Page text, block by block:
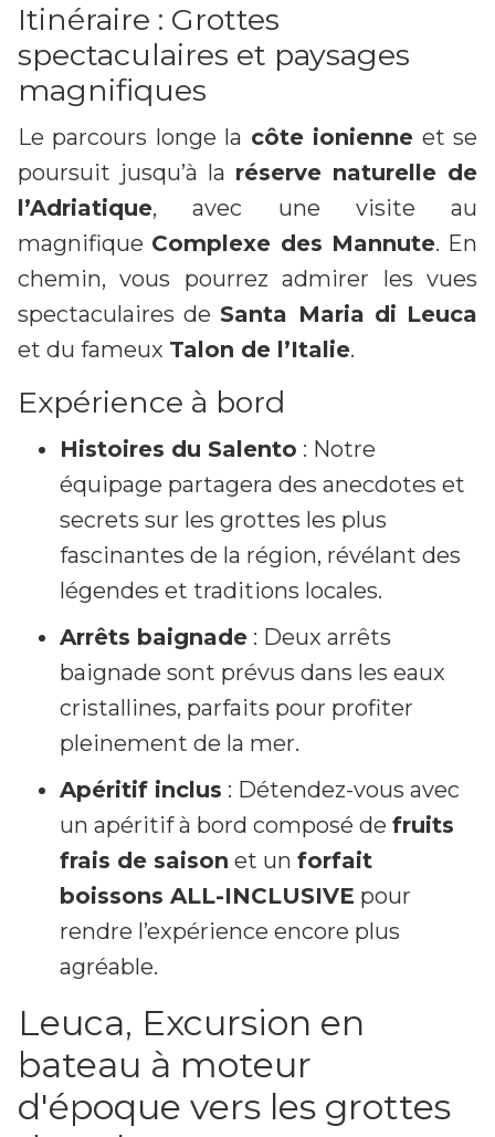
Itinéraire : Grottes
spectaculaires et paysages
magnifiques
Le parcours longe la côte ionienne et se
poursuit jusqu’à la réserve naturelle de
l’Adriatique, avec une visite au
magnifique Complexe des Mannute. En
chemin, vous pourrez admirer les vues
spectaculaires de Santa Maria di Leuca
et du fameux Talon de l’Italie.
Expérience à bord
Histoires du Salento : Notre
équipage partagera des anecdotes et
secrets sur les grottes les plus
fascinantes de la région, révélant des
légendes et traditions locales.
Arrêts baignade : Deux arrêts
baignade sont prévus dans les eaux
cristallines, parfaits pour profiter
pleinement de la mer.
Apéritif inclus : Détendez-vous avec
un apéritif à bord composé de fruits
frais de saison et un forfait
boissons ALL-INCLUSIVE pour
rendre l’expérience encore plus
agréable.
Leuca, Excursion en
bateau à moteur
d'époque vers les grottes